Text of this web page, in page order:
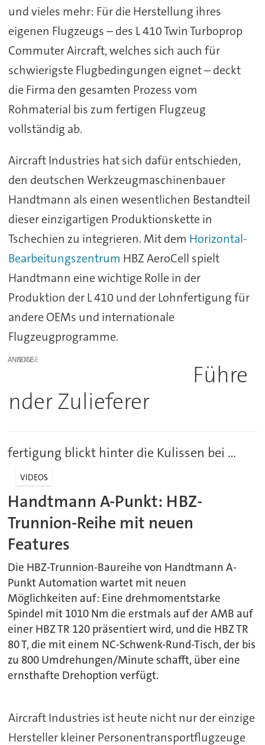
und vieles mehr: Für die Herstellung ihres
eigenen Flugzeugs – des L 410 Twin Turboprop
Commuter Aircraft, welches sich auch für
schwierigste Flugbedingungen eignet – deckt
die Firma den gesamten Prozess vom
Rohmaterial bis zum fertigen Flugzeug
vollständig ab.
Aircraft Industries hat sich dafür entschieden,
den deutschen Werkzeugmaschinenbauer
Handtmann als einen wesentlichen Bestandteil
dieser einzigartigen Produktionskette in
Tschechien zu integrieren. Mit dem Horizontal-
Bearbeitungszentrum HBZ AeroCell spielt
Handtmann eine wichtige Rolle in der
Produktion der L 410 und der Lohnfertigung für
andere OEMs und internationale
Flugzeugprogramme.
ANZEIGE
Führe
nder Zulieferer
fertigung blickt hinter die Kulissen bei ...
VIDEOS
Handtmann A-Punkt: HBZ-
Trunnion-Reihe mit neuen
Features
Die HBZ-Trunnion-Baureihe von Handtmann A-
Punkt Automation wartet mit neuen
Möglichkeiten auf: Eine drehmomentstarke
Spindel mit 1010 Nm die erstmals auf der AMB auf
einer HBZ TR 120 präsentiert wird, und die HBZ TR
80 T, die mit einem NC-Schwenk-Rund-Tisch, der bis
zu 800 Umdrehungen/Minute schafft, über eine
ernsthafte Drehoption verfügt.
Aircraft Industries ist heute nicht nur der einzige
Hersteller kleiner Personentransportflugzeuge